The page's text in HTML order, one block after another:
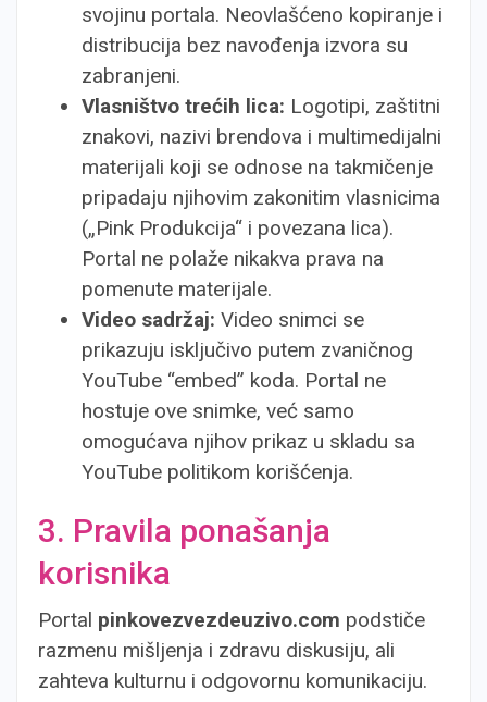
svojinu portala. Neovlašćeno kopiranje i
distribucija bez navođenja izvora su
zabranjeni.
Vlasništvo trećih lica: Logotipi, zaštitni
znakovi, nazivi brendova i multimedijalni
materijali koji se odnose na takmičenje
pripadaju njihovim zakonitim vlasnicima
(„Pink Produkcija“ i povezana lica).
Portal ne polaže nikakva prava na
pomenute materijale.
Video sadržaj: Video snimci se
prikazuju isključivo putem zvaničnog
YouTube “embed” koda. Portal ne
hostuje ove snimke, već samo
omogućava njihov prikaz u skladu sa
YouTube politikom korišćenja.
3. Pravila ponašanja
korisnika
Portal pinkovezvezdeuzivo.com podstiče
razmenu mišljenja i zdravu diskusiju, ali
zahteva kulturnu i odgovornu komunikaciju.